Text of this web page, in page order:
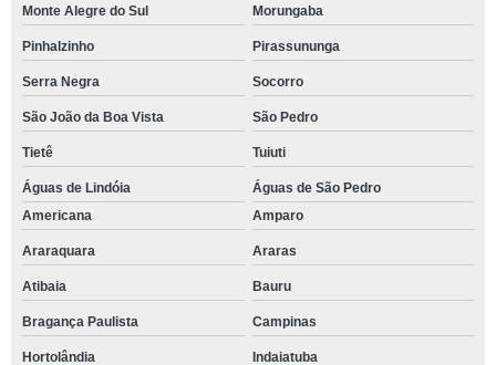
Monte Alegre do Sul Morungaba
Pinhalzinho Pirassununga
Serra Negra Socorro
São João da Boa Vista São Pedro
Tietê Tuiuti
Águas de Lindóia
Águas de São Pedro
Americana
Amparo
Araraquara Araras
Atibaia Bauru
Bragança Paulista Campinas
Hortolândia Indaiatuba